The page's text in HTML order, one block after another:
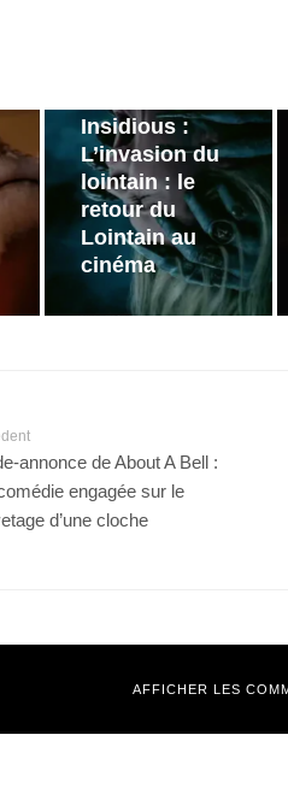
Insidious :
L’invasion du
lointain : le
retour du
Lointain au
cinéma
annonce de About A Bell :
engagée sur le
d’une cloche
AFFICHER LES